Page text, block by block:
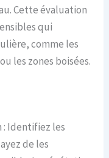
Cette évaluation
qui
comme les
les zones boisées.
: Identifiez les
de les